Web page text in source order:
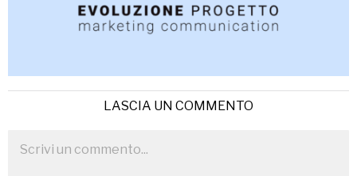
LASCIA UN COMMENTO